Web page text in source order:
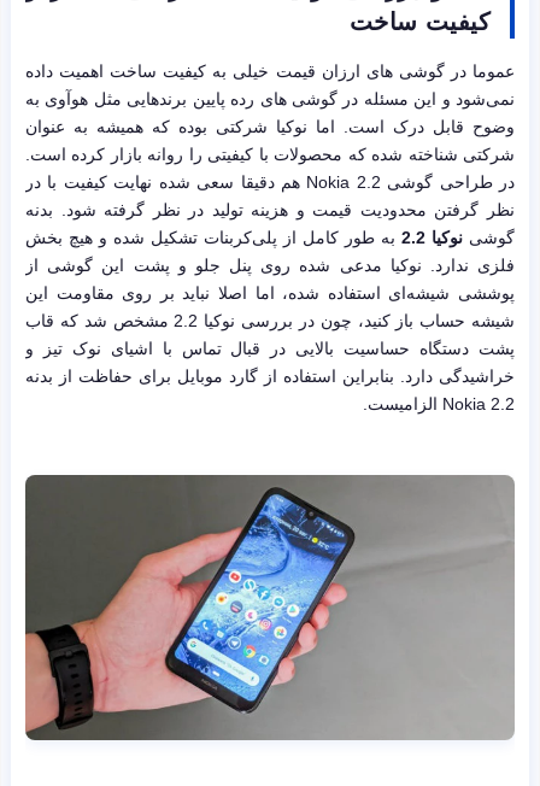
کیفیت ساخت
عموما در گوشی های ارزان قیمت خیلی به کیفیت ساخت اهمیت داده
نمی‌شود و این مسئله در گوشی های رده پایین برندهایی مثل هوآوی به
وضوح قابل درک است. اما نوکیا شرکتی بوده که همیشه به عنوان
شرکتی شناخته شده که محصولات با کیفیتی را روانه بازار کرده است.
در طراحی گوشی Nokia 2.2 هم دقیقا سعی شده نهایت کیفیت با در
نظر گرفتن محدودیت قیمت و هزینه تولید در نظر گرفته شود. بدنه
گوشی نوکیا 2.2
به طور کامل از پلی‌کربنات تشکیل شده و هیچ بخش
فلزی ندارد. نوکیا مدعی شده روی پنل جلو و پشت این گوشی از
پوششی شیشه‌ای استفاده شده، اما اصلا نباید بر روی مقاومت این
شیشه حساب باز کنید، چون در بررسی نوکیا 2.2 مشخص شد که قاب
پشت دستگاه حساسیت بالایی در قبال تماس با اشیای نوک تیز و
خراشیدگی دارد. بنابراین استفاده از گارد موبایل برای حفاظت از بدنه
Nokia 2.2 الزامیست.